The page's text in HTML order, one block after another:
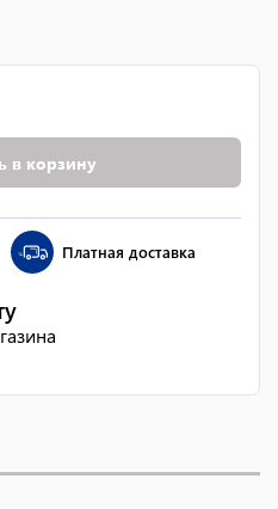
в корзину
Платная доставка